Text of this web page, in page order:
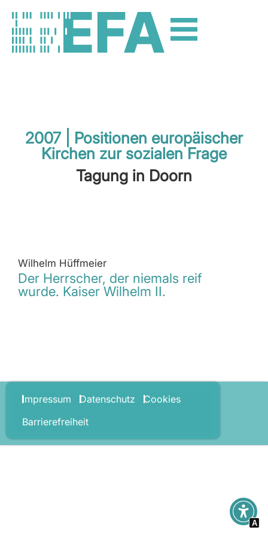
2007 | Positionen europäischer
Kirchen zur sozialen Frage
Tagung in Doorn
Wilhelm Hüffmeier
Der Herrscher, der niemals reif
wurde. Kaiser Wilhelm II.
Impressum Datenschutz
Cookies
Barrierefreiheit
A